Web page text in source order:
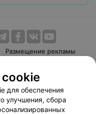
Размещение рекламы
Способы оплаты
103.by
для обеспечения
улучшения, сбора